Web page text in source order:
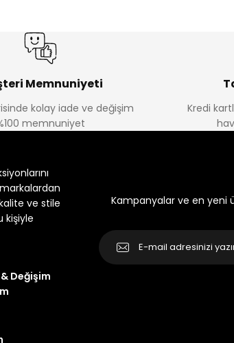
Memnuniyeti
kolay iade ve değişim
memnuniyet
Kredi
ve stile
kişiyle
Değişim
Kampanyalar ve en yeni